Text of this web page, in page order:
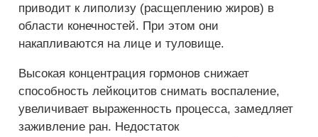
приводит к липолизу (расщеплению жиров) в
области конечностей. При этом они
накапливаются на лице и туловище.
Высокая концентрация гормонов снижает
способность лейкоцитов снимать воспаление,
увеличивает выраженность процесса, замедляет
заживление ран. Недостаток